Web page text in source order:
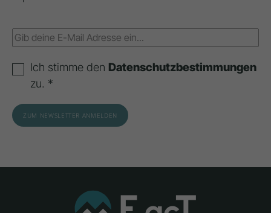
Ich stimme den Datenschutzbestimmungen
zu. *